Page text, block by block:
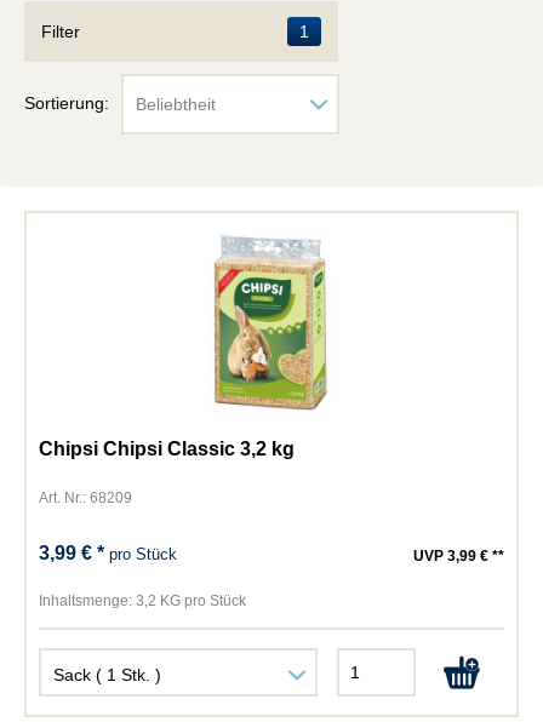
Filter 1
Sortierung:
Chipsi Chipsi Classic 3,2 kg
Art. Nr.: 68209
3,99 € *pro Stück UVP 3,99 € **
Inhaltsmenge: 3,2 KG pro Stück